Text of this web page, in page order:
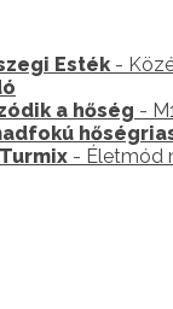
Esték-
a hőség -
- Életmód